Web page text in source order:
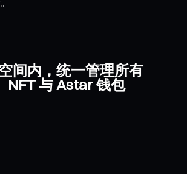
间内，统一管理所有
NFT 与 Astar 钱包